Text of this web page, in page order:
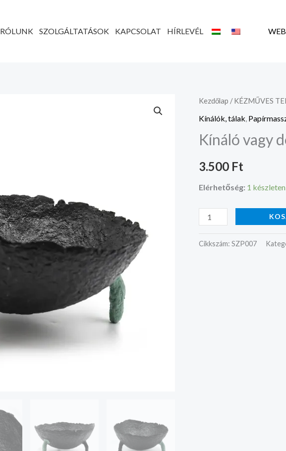
RÓLUNK SZOLGÁLTATÁSOK KAPCSOLAT HÍRLEVÉL
Kezdőlap /KÉZMŰVES
Kínálók, tálak,
Kínáló vagy
3.500 Ft
Elérhetőség: 1
Kínáló
vagy
tál
Cikkszám: SZP007